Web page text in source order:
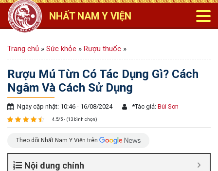
NHẤT NAM Y VIỆN
Trang chủ » Sức khỏe » Rượu thuốc »
Rượu Mú Từn Có Tác Dụng Gì? Cách
Ngâm Và Cách Sử Dụng
Ngày cập nhật: 10:46 - 16/08/2024 *Tác giả: Bùi Sơn
4.5/5 - (13 bình chọn)
Theo dõi Nhất Nam Y Viện trên
Nội dung chính